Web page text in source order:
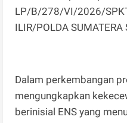
LP/B/278/VI/2026/
ILIR/POLDA SUMATERA
Dalam perkembangan
mengungkapkan
berinisial ENS yang